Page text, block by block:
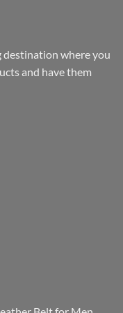
destination where you
and have them